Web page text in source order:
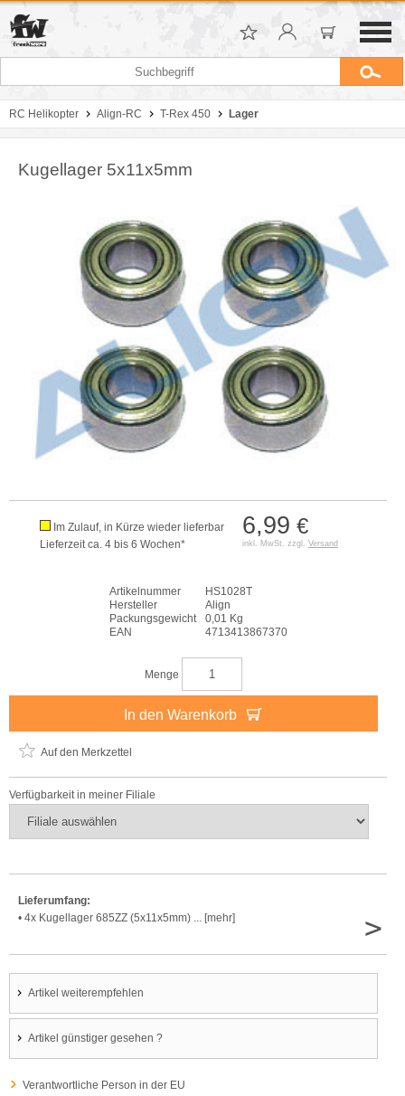
RC Helikopter Align-RC T-Rex 450 Lager
Kugellager 5x11x5mm
6,99 €
inkl. MwSt. zzgl. Versand
Im Zulauf, in Kürze wieder lieferbar
Lieferzeit ca. 4 bis 6 Wochen*
Artikelnummer
HS1028T
Hersteller
Align
Packungsgewicht
0,01 Kg
EAN
4713413867370
Menge
In den Warenkorb
Auf den Merkzettel
Verfügbarkeit in meiner Filiale
Lieferumfang:
• 4x Kugellager 685ZZ (5x11x5mm) ... [mehr]
>
Artikel weiterempfehlen
Artikel günstiger gesehen ?
Verantwortliche Person in der EU